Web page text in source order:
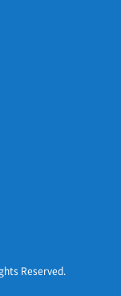
Reserved.